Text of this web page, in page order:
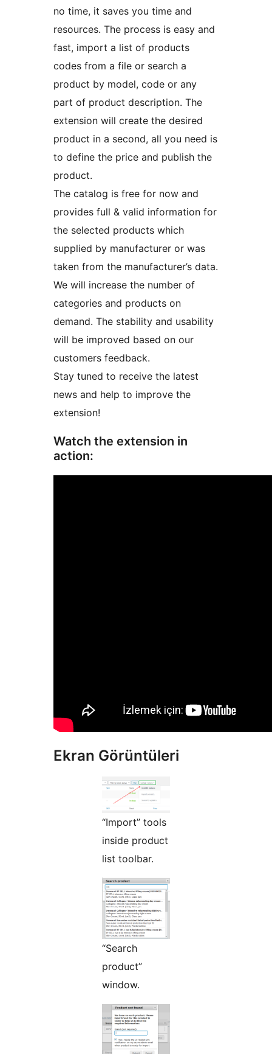
no time, it saves you time and
resources. The process is easy and
fast, import a list of products
codes from a file or search a
product by model, code or any
part of product description. The
extension will create the desired
product in a second, all you need is
to define the price and publish the
product.
The catalog is free for now and
provides full & valid information for
the selected products which
supplied by manufacturer or was
taken from the manufacturer’s data.
We will increase the number of
categories and products on
demand. The stability and usability
will be improved based on our
customers feedback.
Stay tuned to receive the latest
news and help to improve the
extension!
Watch the extension in
action:
Ekran Görüntüleri
“Import” tools
inside product
list toolbar.
“Search
product”
window.